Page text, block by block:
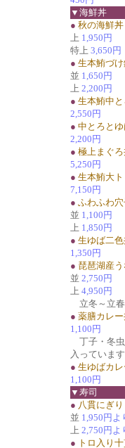
▼海鮮丼
● 秋の海鮮丼
上 1,950円
特上 3,650円
● 生本鮪づ
並 1,650円
上 2,200円
● 生本鮪中
2,550円
● 中とろと
2,200円
● 極上まぐ
5,250円
● 生本鮪大
7,150円
● ふわふわ
並 1,100円
上 1,850円
● 生ゆば二
1,350円
● 琵琶湖産
並 2,750円
上 4,950円
立冬～立
● 薬膳カレ
1,100円
丁子・冬虫
入っています
● 生ゆばカ
1,100円
▼寿司
● 八貫にぎり
並 1,950円よ
上 2,750円よ
● トロ入り